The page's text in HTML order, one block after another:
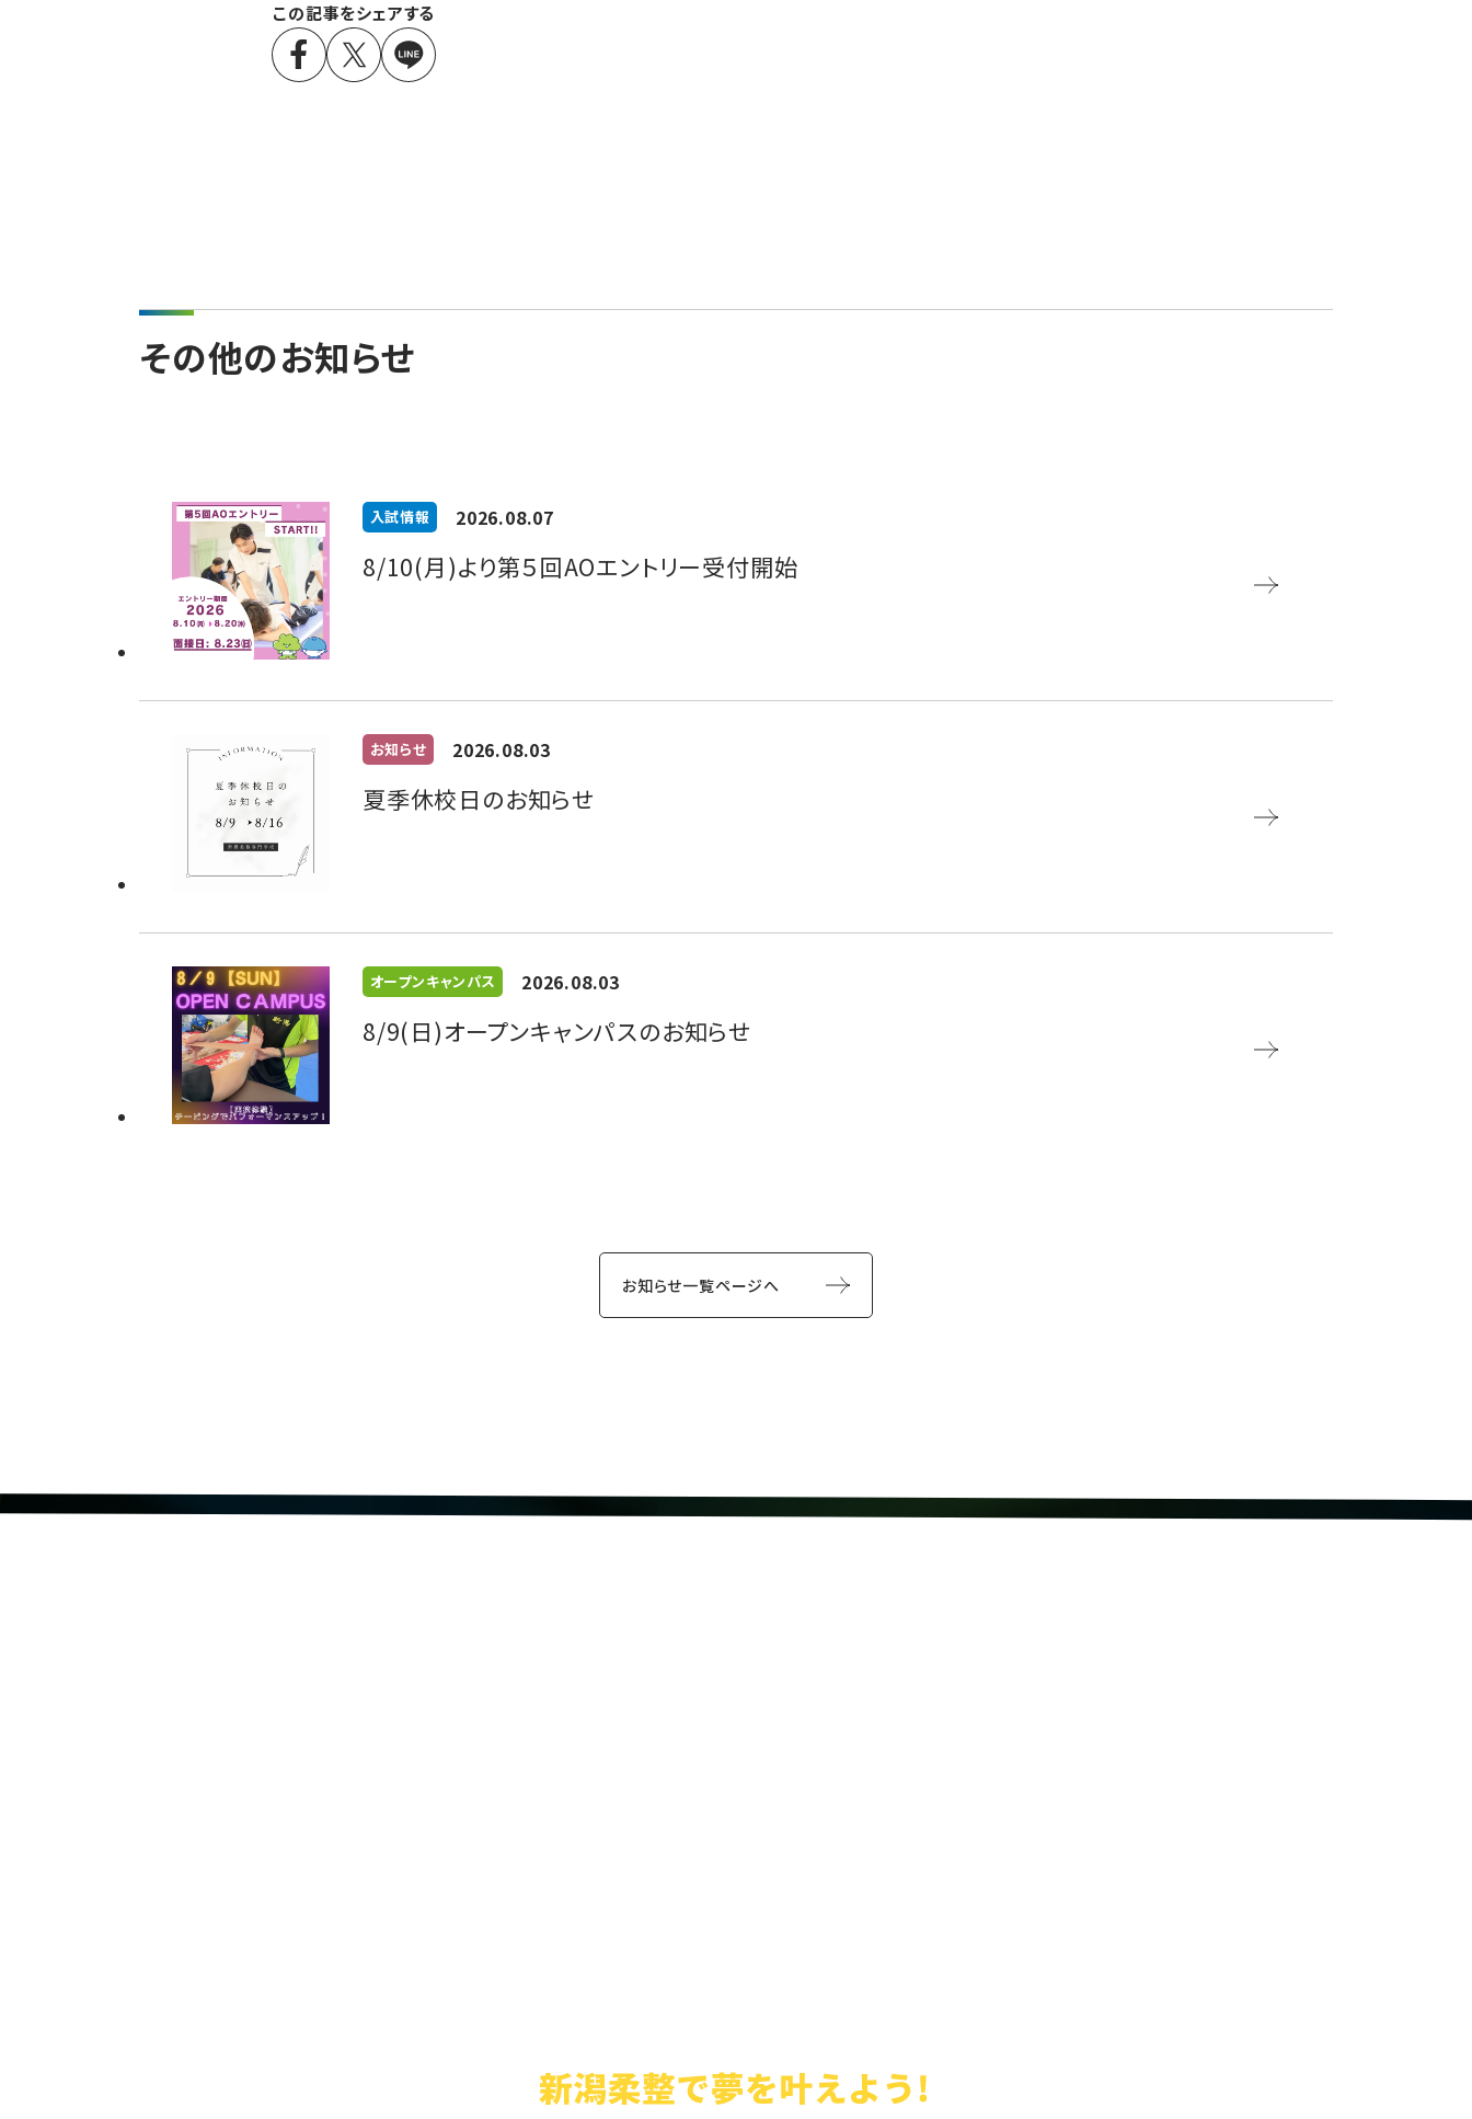
この記事をシェアする
その他のお知らせ
入試情報 2026.08.07
8/10(月)より第５回AOエントリー受付開始
お知らせ 2026.08.03
夏季休校日のお知らせ
オープンキャンパス 2026.08.03
8/9(日)オープンキャンパスのお知らせ
お知らせ一覧ページへ